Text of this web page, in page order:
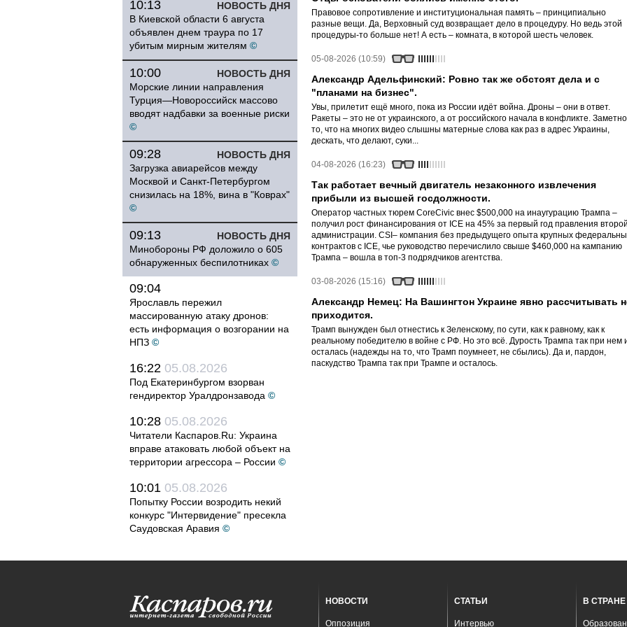
НОВОСТЬ ДНЯ
10:13
В Киевской области 6 августа
объявлен днем траура по 17
убитым мирным жителям ©
НОВОСТЬ ДНЯ
10:00
Морские линии направления
Турция—Новороссийск массово
вводят надбавки за военные риски
©
НОВОСТЬ ДНЯ
09:28
Загрузка авиарейсов между
Москвой и Санкт-Петербургом
снизилась на 18%, вина в "Коврах"
©
НОВОСТЬ ДНЯ
09:13
Минобороны РФ доложило о 605
обнаруженных беспилотниках ©
09:04
Ярославль пережил
массированную атаку дронов:
есть информация о возгорании на
НПЗ ©
16:22 05.08.2026
Под Екатеринбургом взорван
гендиректор Уралдронзавода ©
10:28 05.08.2026
Читатели Каспаров.Ru: Украина
вправе атаковать любой объект на
территории агрессора – России ©
10:01 05.08.2026
Попытку России возродить некий
конкурс "Интервидение" пресекла
Саудовская Аравия ©
Правовое сопротивление и институциональная память – принципиально
разные вещи. Да, Верховный суд возвращает дело в процедуру. Но ведь этой
процедуры-то больше нет! А есть – комната, в которой шесть человек.
05-08-2026 (10:59)
Александр Адельфинский: Ровно так же обстоят дела и с
"планами на бизнес".
Увы, прилетит ещё много, пока из России идёт война. Дроны – они в ответ.
Ракеты – это не от украинского, а от российского начала в конфликте.
то, что на многих видео слышны матерные слова как раз в адрес Украины,
дескать, что делают, суки...
04-08-2026 (16:23)
Так работает вечный двигатель незаконного извлечения
прибыли из высшей госдолжности.
Оператор частных тюрем CoreCivic внес $500,000 на инаугурацию Трампа –
получил рост финансирования от ICE на 45% за первый год правления второй
администрации. CSI– компания без предыдущего опыта крупных
контрактов с ICE, чье руководство перечислило свыше $460,000 на кампанию
Трампа – вошла в топ-3 подрядчиков агентства.
03-08-2026 (15:16)
Александр Немец: На Вашингтон Украине явно рассчитывать
приходится.
Трамп вынужден был отнестись к Зеленскому, по сути, как к равному, как к
реальному победителю в войне с РФ. Но это всё. Дурость Трампа так при нем
осталась (надежды на то, что Трамп поумнеет, не сбылись). Да и, пардон,
паскудство Трампа так при Трампе и осталось.
НОВОСТИ
Оппозиция
СТАТЬИ
Интервью
В СТРАНЕ